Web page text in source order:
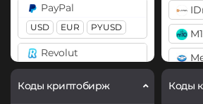
Cardano (ADA)
Chainlink (LINK)
BEP20 ERC20
Compound (COMP)
PayPal
USD EUR PYUSD
Revolut
EUR USD
Коды криптобирж Коды